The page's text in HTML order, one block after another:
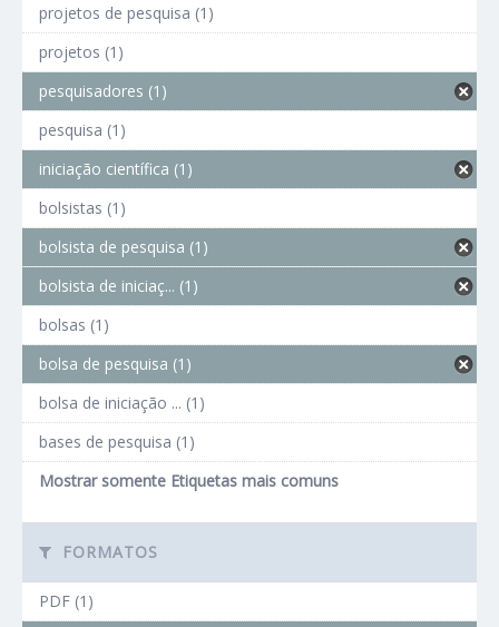
projetos de pesquisa (1)
projetos (1)
pesquisadores (1)
pesquisa (1)
iniciação científica (1)
bolsistas (1)
bolsista de pesquisa (1)
bolsista de iniciaç... (1)
bolsas (1)
bolsa de pesquisa (1)
bolsa de iniciação ... (1)
bases de pesquisa (1)
Mostrar somente Etiquetas mais comuns
FORMATOS
PDF (1)